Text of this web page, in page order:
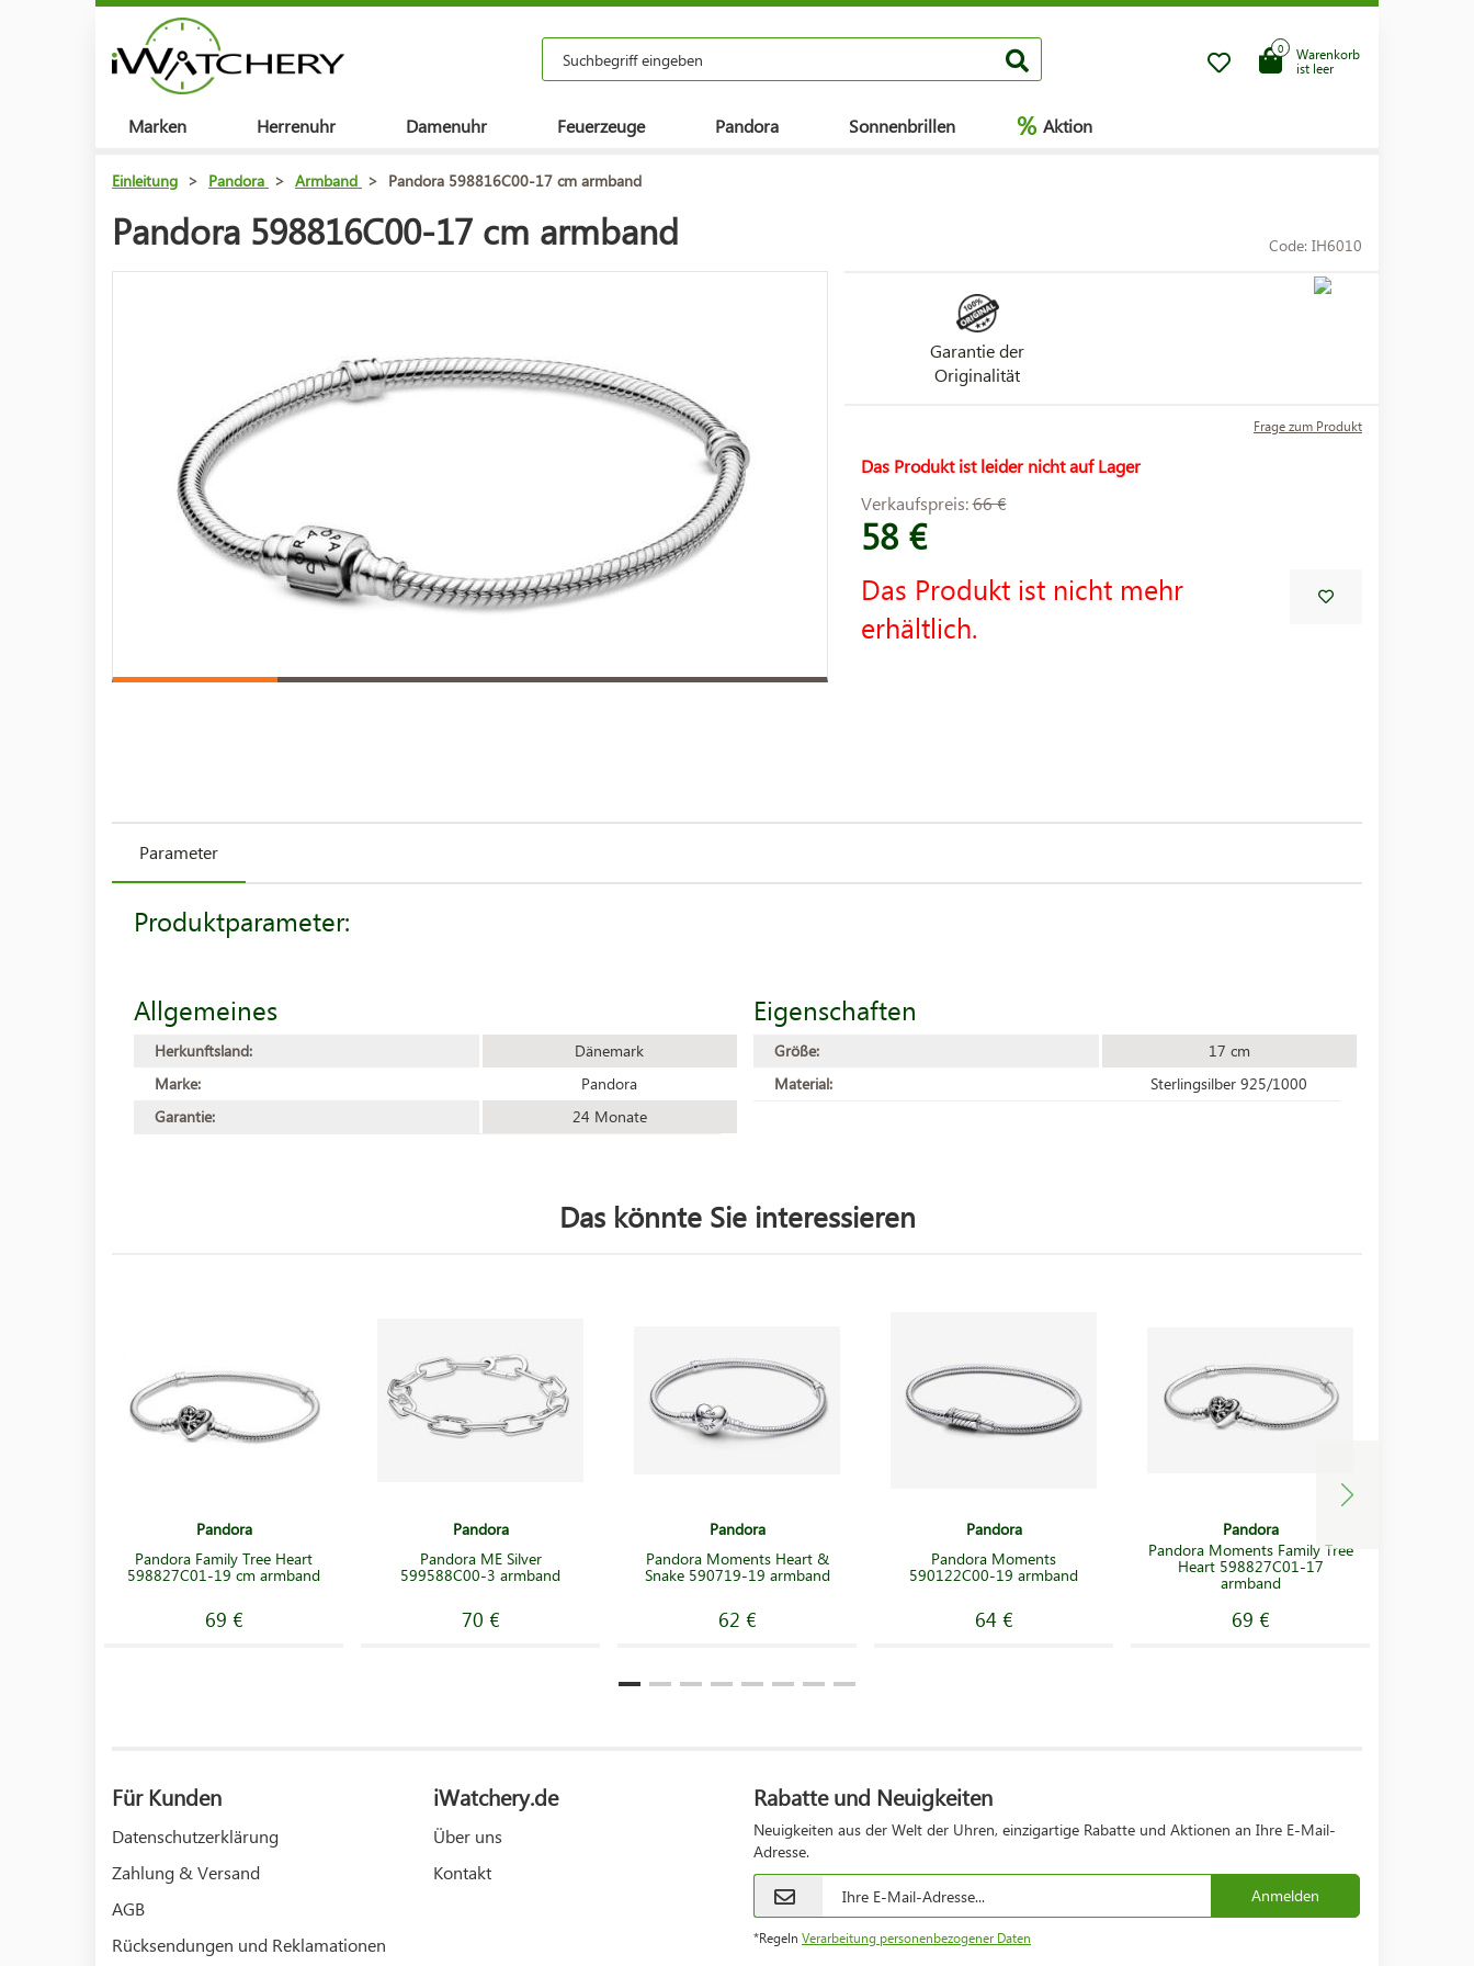
Warenkorb
ist leer
0
Marken Herrenuhr Damenuhr Feuerzeuge Pandora Sonnenbrillen % Aktion
Einleitung > Pandora > Armband > Pandora 598816C00-17 cm armband
Pandora 598816C00-17 cm armband Code: IH6010
Garantie der
Originalität
Frage zum Produkt
Das Produkt ist leider nicht auf Lager
Verkaufspreis:66 €
58 €
Das Produkt ist nicht mehr
erhältlich.
Parameter
Produktparameter:
Allgemeines
Herkunftsland:
Dänemark
Marke:
Pandora
Garantie:
24 Monate
Eigenschaften
Größe:
17 cm
Material:
Sterlingsilber 925/1000
Das könnte Sie interessieren
Pandora
Pandora Family Tree Heart
598827C01-19 cm armband
69 €
Pandora
Pandora ME Silver
599588C00-3 armband
70 €
Pandora
Pandora Moments Heart &
Snake 590719-19 armband
62 €
Pandora
Pandora Moments
590122C00-19 armband
64 €
Pandora
Pandora Moments Family Tree
Heart 598827C01-17
armband
69 €
Für Kunden
Datenschutzerklärung
Zahlung & Versand
AGB
Rücksendungen und Reklamationen
iWatchery.de
Über uns
Kontakt
Rabatte und Neuigkeiten
Neuigkeiten aus der Welt der Uhren, einzigartige Rabatte und Aktionen an Ihre E-Mail-
Adresse.
Anmelden
*Regeln Verarbeitung personenbezogener Daten